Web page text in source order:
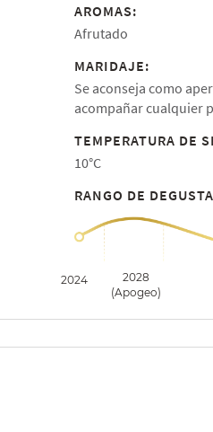
AROMAS:
Afrutado
MARIDAJE:
Se aconseja como
acompañar cualquier
TEMPERATURA DE
10°C
RANGO DE
2024
2028
(Apogeo)